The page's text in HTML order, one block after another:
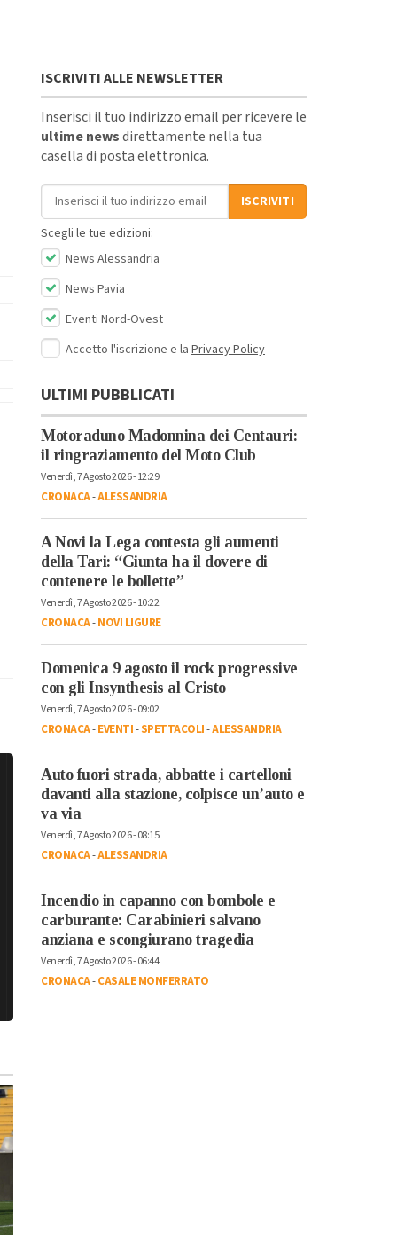
ISCRIVITI ALLE NEWSLETTER
Inserisci il tuo indirizzo email per ricevere le
ultime newsdirettamente nella tua
casella di posta elettronica.
Indirizzo email
ISCRIVITI
Scegli le tue edizioni:
News Alessandria
News Pavia
Eventi Nord-Ovest
Accetto l'iscrizione e la Privacy Policy
ULTIMI PUBBLICATI
Motoraduno Madonnina dei Centauri:
il ringraziamento del Moto Club
Venerdì, 7 Agosto 2026 - 12:29
CRONACA-ALESSANDRIA
A Novi la Lega contesta gli aumenti
della Tari: “Giunta ha il dovere di
contenere le bollette”
Venerdì, 7 Agosto 2026 - 10:22
CRONACA-NOVI LIGURE
Domenica 9 agosto il rock progressive
con gli Insynthesis al Cristo
Venerdì, 7 Agosto 2026 - 09:02
CRONACA-EVENTI-SPETTACOLI-ALESSANDRIA
Auto fuori strada, abbatte i cartelloni
davanti alla stazione, colpisce un’auto e
va via
Venerdì, 7 Agosto 2026 - 08:15
CRONACA-ALESSANDRIA
Incendio in capanno con bombole e
carburante: Carabinieri salvano
anziana e scongiurano tragedia
Venerdì, 7 Agosto 2026 - 06:44
CRONACA-CASALE MONFERRATO